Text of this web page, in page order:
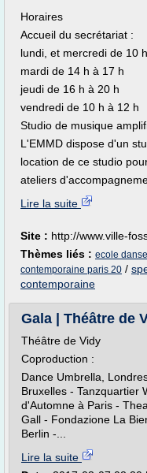
Horaires
Accueil du secrétariat :
lundi, et mercredi de 10
mardi de 14 h à 17 h
jeudi de 16 h à 20 h
vendredi de 10 h à 12 h
Studio de musique
L'EMMD dispose d'un
location de ce studio
ateliers
Lire la suite
Site : http://www.ville-
Thèmes liés : ecole
contemporaine paris 20 /
contemporaine
Gala | Théâtre de
Théâtre de Vidy
Coproduction :
Dance Umbrella,
Bruxelles - Tanzquartier
d'Automne à Paris -
Gall - Fondazione La
Berlin -...
Lire la suite